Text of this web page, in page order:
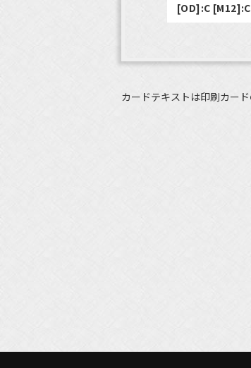
[OD]:C
カードテキストは印刷カー